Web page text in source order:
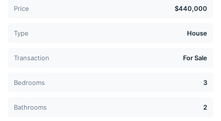
Price $440,000
Type House
Transaction For Sale
Bedrooms 3
Bathrooms 2